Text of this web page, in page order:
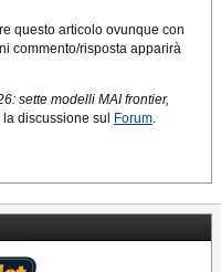
questo articolo ovunque con
commento/risposta apparirà
sette modelli MAI frontier,
la discussione sul Forum.